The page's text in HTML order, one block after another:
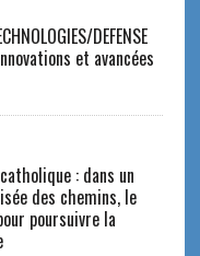
DEFENSE
et avancées
: dans un
des chemins, le
poursuivre la